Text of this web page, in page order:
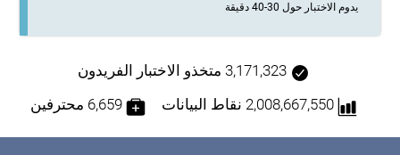
يدوم الاختبار حول 30-40 دقيقة
3,171,323 متخذو الاختبار الفريدون
2,008,667,550 نقاط البيانات
6,659 محترفين